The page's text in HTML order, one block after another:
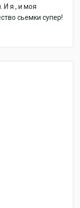
И я , и моя
сьемки супер!